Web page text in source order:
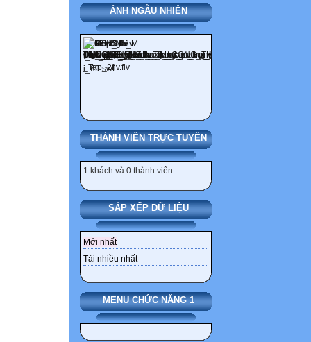
ẢNH NGẪU NHIÊN
THÀNH VIÊN TRỰC TUYẾN
1 khách và 0 thành viên
SẮP XẾP DỮ LIỆU
Mới nhất
Tải nhiều nhất
MENU CHỨC NĂNG 1